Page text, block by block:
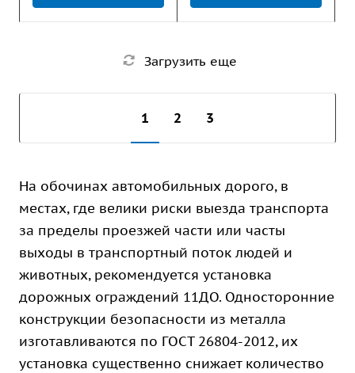
Загрузить еще
1 2 3
На обочинах автомобильных дорого, в
местах, где велики риски выезда транспорта
за пределы проезжей части или часты
выходы в транспортный поток людей и
животных, рекомендуется установка
дорожных ограждений 11ДО. Односторонние
конструкции безопасности из металла
изготавливаются по ГОСТ 26804-2012, их
установка существенно снижает количество